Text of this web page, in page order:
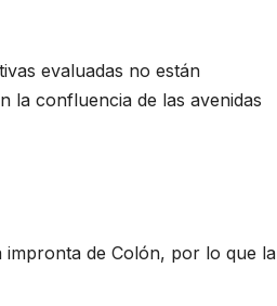
evaluadas no están
la confluencia de las avenidas
impronta de Colón, por lo que la